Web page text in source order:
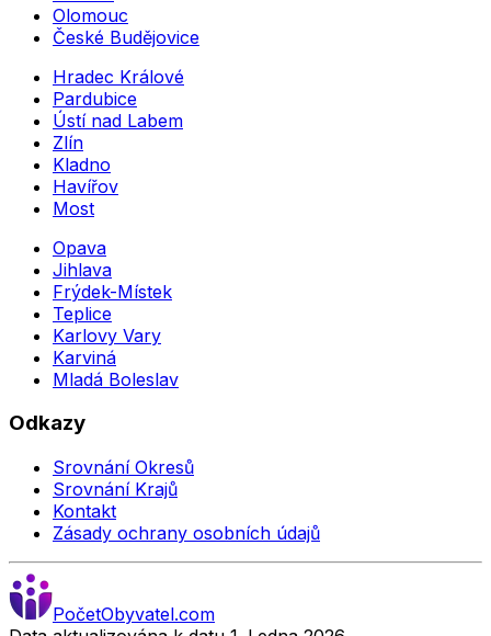
Olomouc
České Budějovice
Hradec Králové
Pardubice
Ústí nad Labem
Zlín
Kladno
Havířov
Most
Opava
Jihlava
Frýdek-Místek
Teplice
Karlovy Vary
Karviná
Mladá Boleslav
Odkazy
Srovnání Okresů
Srovnání Krajů
Kontakt
Zásady ochrany osobních údajů
PočetObyvatel.com